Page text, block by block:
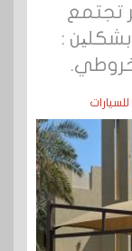
4 مواسیر تجتمع
: